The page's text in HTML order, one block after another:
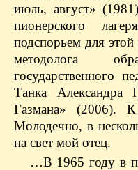
июль, август»
пионерского
подспорьем для этой
методолога
государственного
Танка Александра
Газмана» (2006).
Молодечно, в
на свет мой отец.
…В 1965 году в